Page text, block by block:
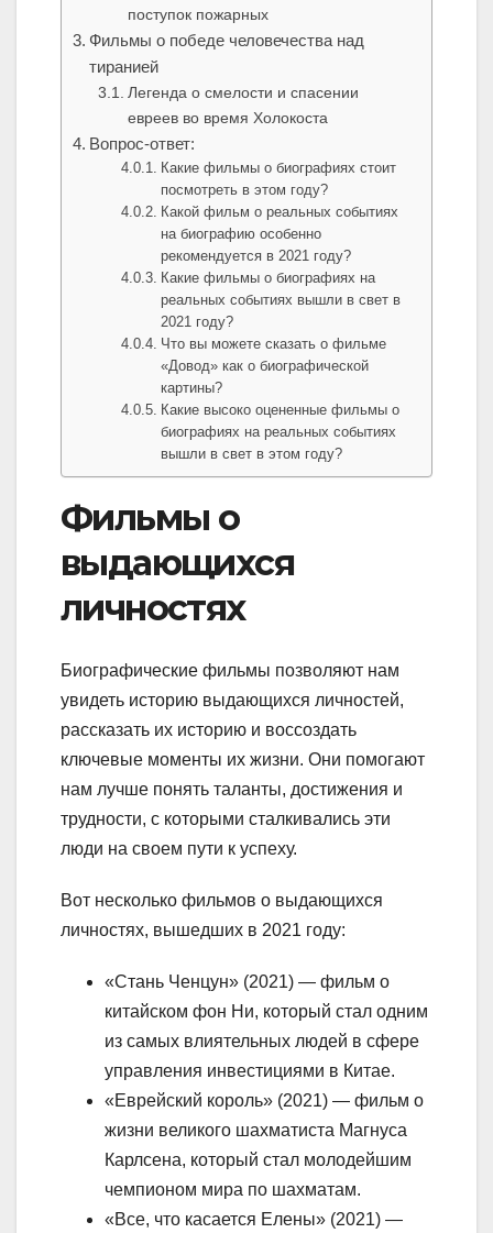
поступок пожарных
Фильмы о победе человечества над
тиранией
Легенда о смелости и спасении
евреев во время Холокоста
Вопрос-ответ:
Какие фильмы о биографиях стоит
посмотреть в этом году?
Какой фильм о реальных событиях
на биографию особенно
рекомендуется в 2021 году?
Какие фильмы о биографиях на
реальных событиях вышли в свет в
2021 году?
Что вы можете сказать о фильме
«Довод» как о биографической
картины?
Какие высоко оцененные фильмы о
биографиях на реальных событиях
вышли в свет в этом году?
Фильмы о
выдающихся
личностях
Биографические фильмы позволяют нам
увидеть историю выдающихся личностей,
рассказать их историю и воссоздать
ключевые моменты их жизни. Они помогают
нам лучше понять таланты, достижения и
трудности, с которыми сталкивались эти
люди на своем пути к успеху.
Вот несколько фильмов о выдающихся
личностях, вышедших в 2021 году:
«Стань Ченцун» (2021) — фильм о
китайском фон Ни, который стал одним
из самых влиятельных людей в сфере
управления инвестициями в Китае.
«Еврейский король» (2021) — фильм о
жизни великого шахматиста Магнуса
Карлсена, который стал молодейшим
чемпионом мира по шахматам.
«Все, что касается Елены» (2021) —